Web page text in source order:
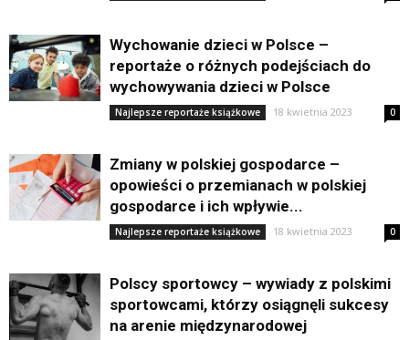
Wychowanie dzieci w Polsce –
reportaże o różnych podejściach do
wychowywania dzieci w Polsce
Najlepsze reportaże książkowe 18 kwietnia 2023 0
Zmiany w polskiej gospodarce –
opowieści o przemianach w polskiej
gospodarce i ich wpływie...
Najlepsze reportaże książkowe 18 kwietnia 2023 0
Polscy sportowcy – wywiady z polskimi
sportowcami, którzy osiągnęli sukcesy
na arenie międzynarodowej